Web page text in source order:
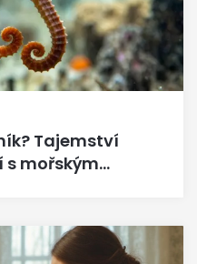
Tajemství
s mořským